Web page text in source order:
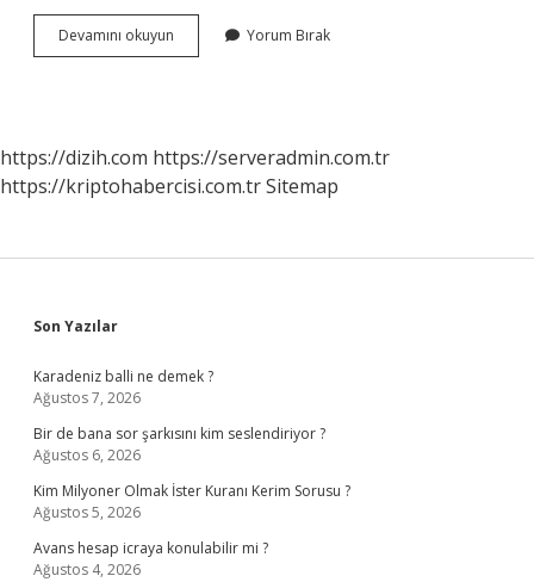
Devamını okuyun
Elması
Yorum Bırak
https://dizih.com https://serveradmin.com.tr
https://kriptohabercisi.com.trSitemap
Sidebar
Son Yazılar
Karadeniz balli ne demek ?
Ağustos 7, 2026
Bir de bana sor şarkısını kim seslendiriyor ?
Ağustos 6, 2026
Kim Milyoner Olmak İster Kuranı Kerim Sorusu ?
Ağustos 5, 2026
Avans hesap icraya konulabilir mi ?
Ağustos 4, 2026